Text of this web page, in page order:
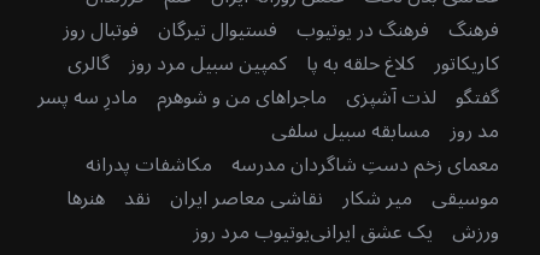
فرهنگ فرهنگ در یوتیوب فستیوال تیرگان فوتبال روز
کاریکاتور کلاغ حلقه به پا کمپین سبیل مرد روز گالری
گفتگو لذت آشپزی ماجراهای من و شوهرم مادرِ سه پسر
مد روز مسابقه سبیل سلفی
معمای زخم دستِ شاگردان مدرسه مکاشفات پدرانه
موسیقی میر شکار نقاشی معاصر ایران نقد هنرها
ورزش یک عشق ایرانییوتیوب مرد روز